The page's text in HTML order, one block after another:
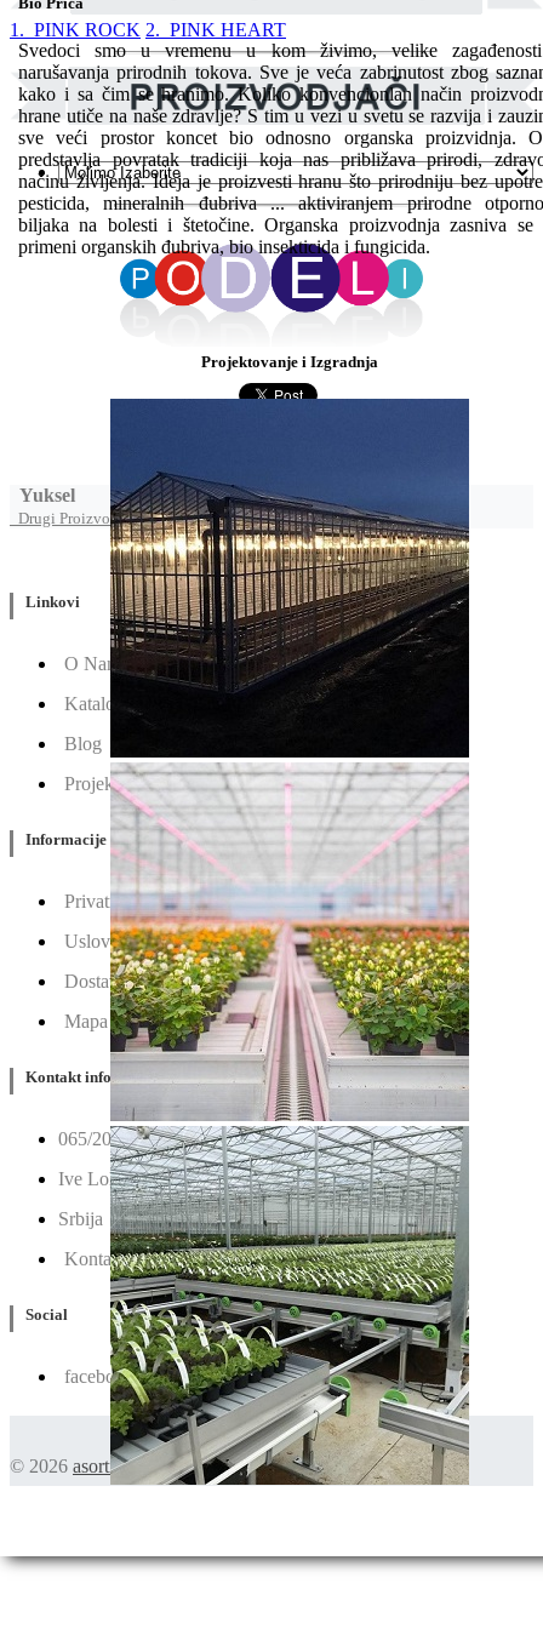
Svedoci smo u vremenu u kom živimo, velike
narušavanja prirodnih tokova. Sve je veća zabrinutost zbog
kako i sa čim se hranimo. Koliko konvencionlan način
hrane utiče na naše zdravlje? S tim u vezi u svetu se razvija i
sve veći prostor koncet bio odnosno organska proizvidnja.
predstavlja povratak tradiciji koja nas približava prirodi,
načinu življenja. Ideja je proizvesti hranu što prirodniju bez
pesticida, mineralnih đubriva ... aktiviranjem prirodne
biljaka na bolesti i štetočine. Organska proizvodnja zasniva se
primeni organskih đubriva, bio insekticida i fungicida.
Projektovanje i Izgradnja
1. PINK ROCK 2. PINK HEART
Yuksel
Drugi Proizvodi od Yuksel
Linkovi
O Nama
Katalozi
Blog
Projektovanje / Izgradnja
Informacije
Privatnost & Kolačići
Uslovi Korišćenja
Dostava & Povraćaj
Mapa
Kontakt info
065/202-52-02
Ive Lole Ribara 65, 22406 Irig
Srbija
Kontaktirajte nas
Social
facebook
© 2026 asortiman.rs. Sva prava zadržana.